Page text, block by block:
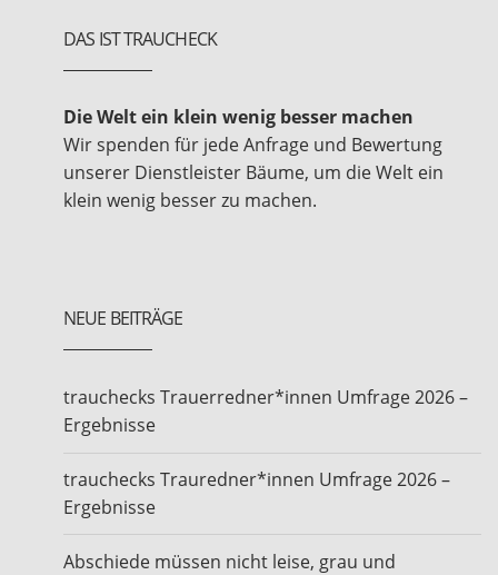
DAS IST TRAUCHECK
Die Welt ein klein wenig besser machen
Wir spenden für jede Anfrage und Bewertung
unserer Dienstleister Bäume, um die Welt ein
klein wenig besser zu machen.
NEUE BEITRÄGE
trauchecks Trauerredner*innen Umfrage 2026 –
Ergebnisse
trauchecks Trauredner*innen Umfrage 2026 –
Ergebnisse
Abschiede müssen nicht leise, grau und